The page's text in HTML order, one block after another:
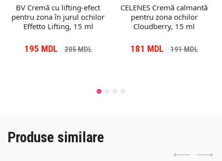
BV Cremă cu lifting-efect
pentru zona în jurul ochilor
Effetto Lifting, 15 ml
195 MDL 205MDL
CELENES Cremă calmantă
pentru zona ochilor
Cloudberry, 15 ml
181 MDL 191MDL
Produse similare